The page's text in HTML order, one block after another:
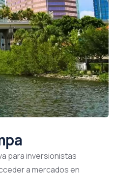
para inversionistas
a mercados en